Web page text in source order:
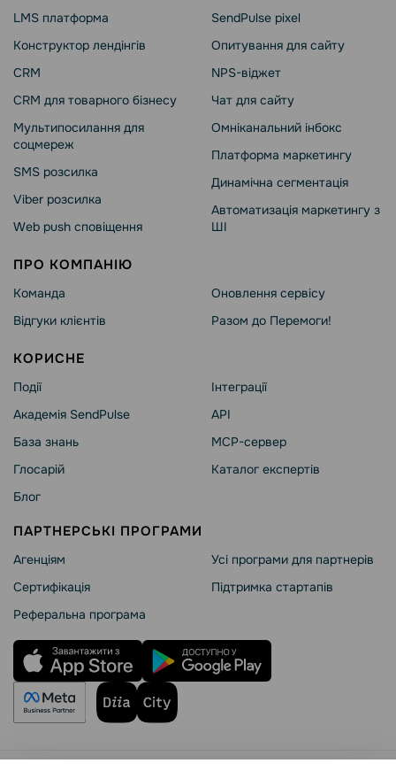
LMS платформа
Конструктор лендінгів
CRM
CRM для товарного бізнесу
Мультипосилання для
соцмереж
SMS розсилка
Viber розсилка
Web push сповіщення
SendPulse pixel
Опитування для сайту
NPS-віджет
Чат для сайту
Омніканальний інбокс
Платформа маркетингу
Динамічна сегментація
Автоматизація маркетингу з
ШІ
ПРО КОМПАНІЮ
Команда
Відгуки клієнтів
Оновлення сервісу
Разом до Перемоги!
КОРИСНЕ
Події
Академія SendPulse
База знань
Глосарій
Блог
Інтеграції
API
MCP-сервер
Каталог експертів
ПАРТНЕРСЬКІ ПРОГРАМИ
Агенціям
Сертифікація
Реферальна програма
Усі програми для партнерів
Підтримка стартапів